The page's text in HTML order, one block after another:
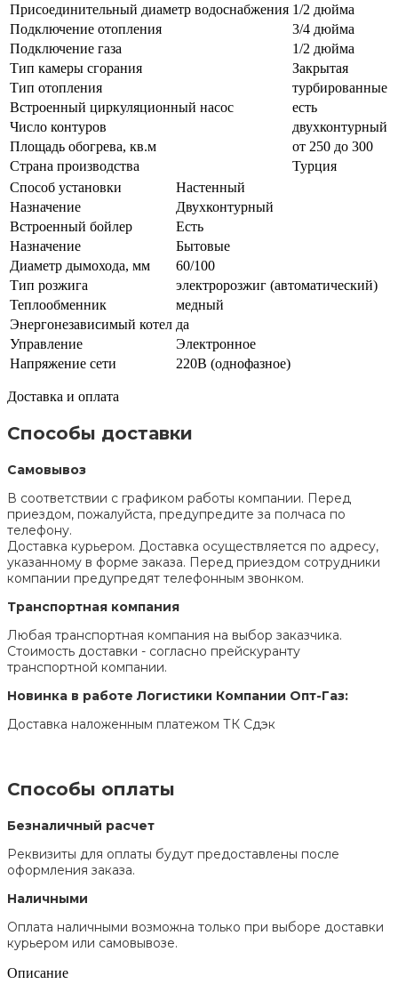
Присоединительный диаметр водоснабжения 1/2 дюйма
Подключение отопления
3/4 дюйма
Подключение газа
1/2 дюйма
Тип камеры сгорания
Закрытая
Тип отопления
турбированные
Встроенный циркуляционный насос
есть
Число контуров
двухконтурный
Площадь обогрева, кв.м
от 250 до 300
Страна производства
Турция
Способ установки
Настенный
Назначение
Двухконтурный
Встроенный бойлер
Есть
Назначение
Бытовые
Диаметр дымохода, мм
60/100
Тип розжига
электророзжиг (автоматический)
Теплообменник
медный
Энергонезависимый котел да
Управление
Электронное
Напряжение сети
220В (однофазное)
Доставка и оплата
Способы доставки
Самовывоз
В соответствии с графиком работы компании. Перед
приездом, пожалуйста, предупредите за полчаса по
телефону.
Доставка курьером. Доставка осуществляется по адресу,
указанному в форме заказа. Перед приездом сотрудники
компании предупредят телефонным звонком.
Транспортная компания
Любая транспортная компания на выбор заказчика.
Стоимость доставки - согласно прейскуранту
транспортной компании.
Новинка в работе Логистики Компании Опт-Газ:
Доставка наложенным платежом ТК Сдэк
Способы оплаты
Безналичный расчет
Реквизиты для оплаты будут предоставлены после
оформления заказа.
Наличными
Оплата наличными возможна только при выборе доставки
курьером или самовывозе.
Описание